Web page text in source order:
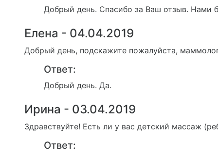
Добрый день. Спасибо за Ваш отзыв. Нами
Елена - 04.04.2019
Добрый день, подскажите пожалуйста,
Ответ:
Добрый день. Да.
Ирина - 03.04.2019
Здравствуйте! Есть ли у вас детский массаж
Ответ: